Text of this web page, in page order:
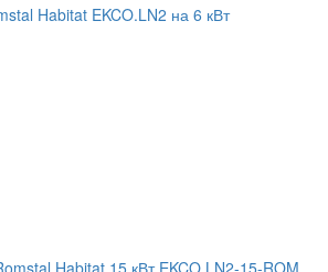
Habitat EKCO.LN2 на 6 кВт